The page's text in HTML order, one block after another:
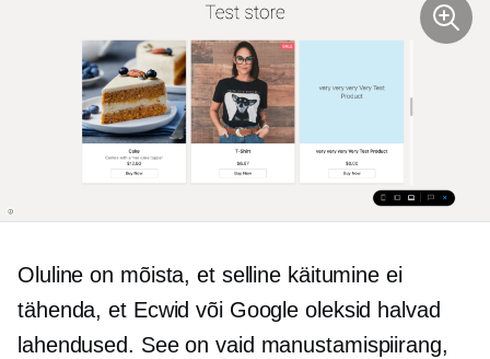
Oluline on mõista, et selline käitumine ei
tähenda, et Ecwid või Google oleksid halvad
lahendused. See on vaid manustamispiirang,